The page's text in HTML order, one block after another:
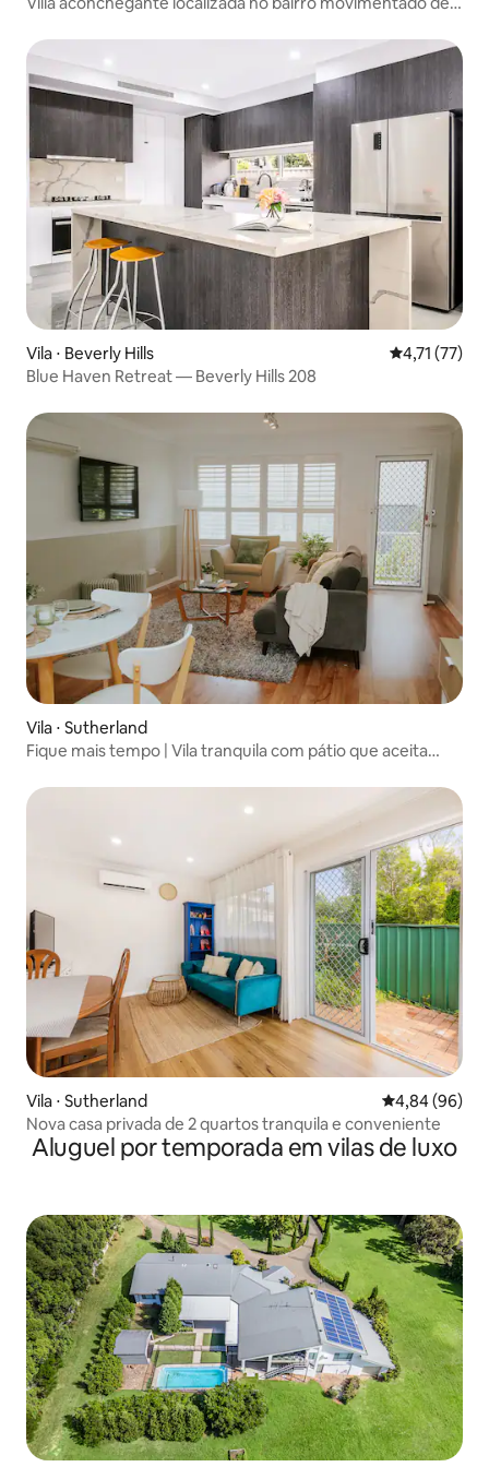
Vila ⋅ Beverly Hills 4,71 de uma
4,71 (77)
Blue Haven Retreat — Beverly Hills 208
Vila ⋅ Sutherland
Fique mais tempo | Vila tranquila com pátio que aceita
Vila ⋅ Sutherland 4,84 de uma
4,84 (96)
Nova casa privada de 2 quartos tranquila e conveniente
Aluguel por temporada em vilas de luxo